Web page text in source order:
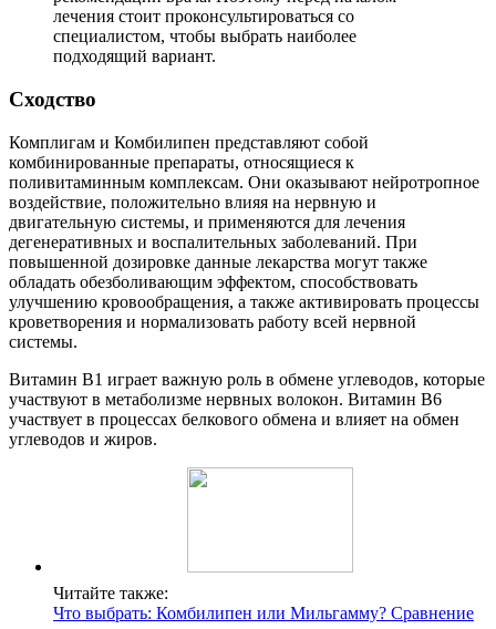
лечения стоит проконсультироваться со
специалистом, чтобы выбрать наиболее
подходящий вариант.
Сходство
Комплигам и Комбилипен представляют собой
комбинированные препараты, относящиеся к
поливитаминным комплексам. Они оказывают нейротропное
воздействие, положительно влияя на нервную и
двигательную системы, и применяются для лечения
дегенеративных и воспалительных заболеваний. При
повышенной дозировке данные лекарства могут также
обладать обезболивающим эффектом, способствовать
улучшению кровообращения, а также активировать процессы
кроветворения и нормализовать работу всей нервной
системы.
Витамин В1 играет важную роль в обмене углеводов, которые
участвуют в метаболизме нервных волокон. Витамин В6
участвует в процессах белкового обмена и влияет на обмен
углеводов и жиров.
Читайте также:
Что выбрать: Комбилипен или Мильгамму? Сравнение